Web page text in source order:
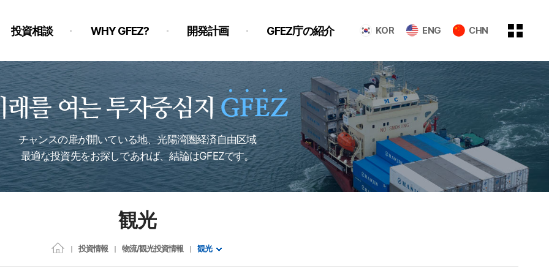
KOR ENG CHN
投資相談 WHY GFEZ? 開発計画 GFEZ庁の紹介
チャンスの扉が開いている地、光陽湾圏経済自由区域
最適な投資先をお探しであれば、結論はGFEZです。
観光
投資情報 物流/観光投資情報 観光